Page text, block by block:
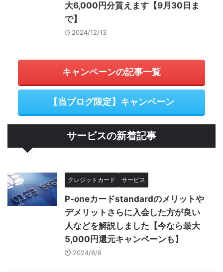
大6,000円分貰えます【9月30日ま
で】
2024/12/13
キャンペーンの記事一覧
【当ブログ限定】キャンペーン
サービスの新着記事
クレジットカード サービス
P-oneカードstandardのメリットや
デメリットさらに入会した方が良い
人などを解説しました【今なら最大
5,000円還元キャンペーンも】
2024/6/8